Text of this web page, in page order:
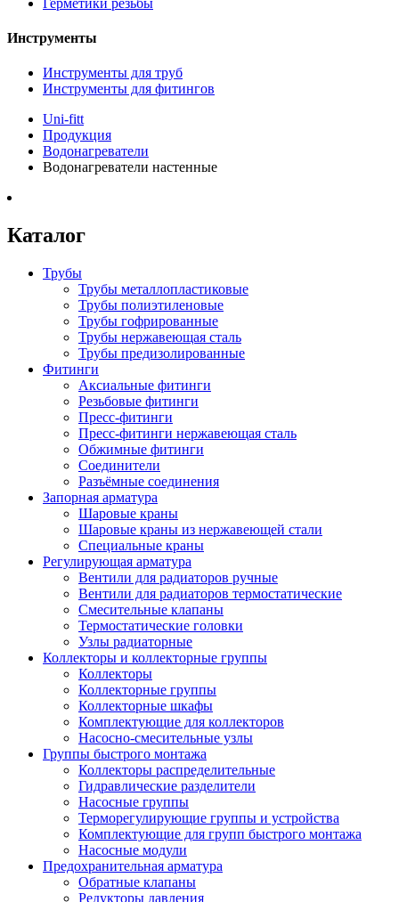
Инструменты
Инструменты для труб
Инструменты для фитингов
Uni-fitt
Продукция
Водонагреватели
Водонагреватели настенные
Каталог
Трубы
Трубы металлопластиковые
Трубы полиэтиленовые
Трубы гофрированные
Трубы нержавеющая сталь
Трубы предизолированные
Фитинги
Аксиальные фитинги
Резьбовые фитинги
Пресс-фитинги
Пресс-фитинги нержавеющая сталь
Обжимные фитинги
Соединители
Разъёмные соединения
Запорная арматура
Шаровые краны
Шаровые краны из нержавеющей стали
Специальные краны
Регулирующая арматура
Вентили для радиаторов ручные
Вентили для радиаторов термостатические
Смесительные клапаны
Термостатические головки
Узлы радиаторные
Коллекторы и коллекторные группы
Коллекторы
Коллекторные группы
Коллекторные шкафы
Комплектующие для коллекторов
Насосно-смесительные узлы
Группы быстрого монтажа
Коллекторы распределительные
Гидравлические разделители
Насосные группы
Терморегулирующие группы и устройства
Комплектующие для групп быстрого монтажа
Насосные модули
Предохранительная арматура
Обратные клапаны
Редукторы давления